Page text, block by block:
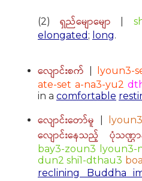
(2)ရှည်မျောမျော
elongated ; long.
လျောင်းစက် lyoun3-
ate-set a-na3-yu2
in a comfortable
လျောင်းတော်မူ
လျောင်းနေသည့် ပုံသဏ္ဌာ
bay3-zoun3 lyoun3-
dun2 shi1-dthau3
reclining Buddha